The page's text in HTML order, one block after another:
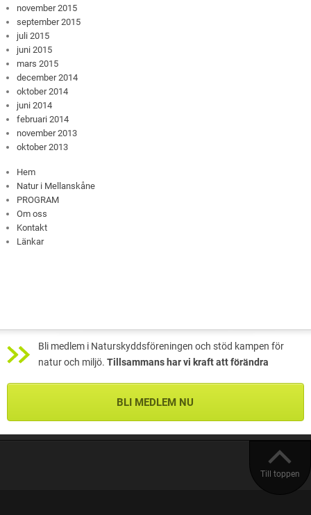
november 2015
september 2015
juli 2015
juni 2015
mars 2015
december 2014
oktober 2014
juni 2014
februari 2014
november 2013
oktober 2013
Hem
Natur i Mellanskåne
PROGRAM
Om oss
Kontakt
Länkar
Bli medlem i Naturskyddsföreningen och stöd kampen för
natur och miljö. Tillsammans har vi kraft att förändra
BLI MEDLEM NU
Till toppen